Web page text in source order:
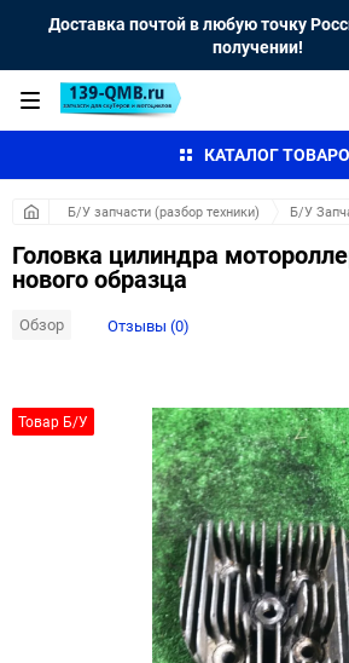
Доставка почтой в любую точку
получении!
КАТАЛОГ
Б/У запчасти (разбор техники) Б/У
Головка цилиндра
нового образца
Обзор Отзывы (0)
Товар Б/У